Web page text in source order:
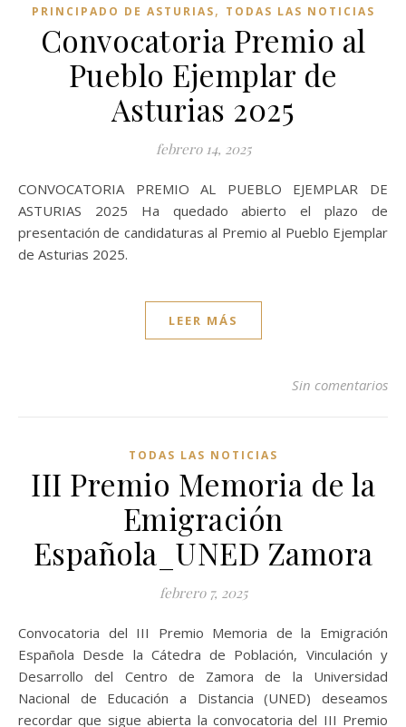
PRINCIPADO DE ASTURIAS, TODAS LAS NOTICIAS
Convocatoria Premio al
Pueblo Ejemplar de
Asturias 2025
febrero 14, 2025
CONVOCATORIA PREMIO AL PUEBLO EJEMPLAR DE
ASTURIAS 2025 Ha quedado abierto el plazo de
presentación de candidaturas al Premio al Pueblo Ejemplar
de Asturias 2025.
LEER MÁS
Sin comentarios
TODAS LAS NOTICIAS
III Premio Memoria de la
Emigración
Española_UNED Zamora
febrero 7, 2025
Convocatoria del III Premio Memoria de la Emigración
Española Desde la Cátedra de Población, Vinculación y
Desarrollo del Centro de Zamora de la Universidad
Nacional de Educación a Distancia (UNED) deseamos
recordar que sigue abierta la convocatoria del III Premio